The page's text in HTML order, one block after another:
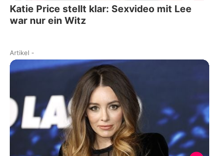
Katie Price stellt klar: Sexvideo mit Lee
war nur ein Witz
Artikel -